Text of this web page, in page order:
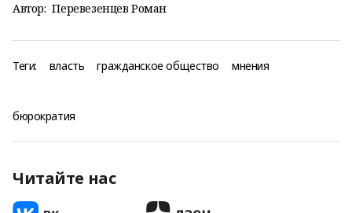
Автор: Перевезенцев Роман
Теги: власть гражданское общество мнения
бюрократия
Читайте нас